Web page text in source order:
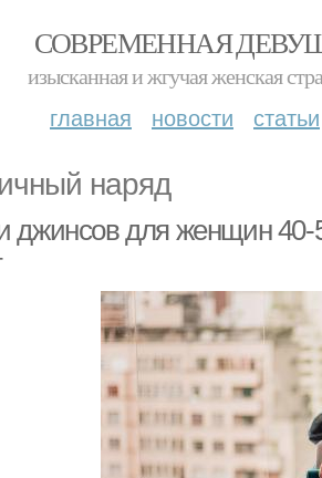
СОВРЕМЕННАЯ
изысканная и жгучая женская
главная новости статьи
наряд
джинсов для женщин 40-